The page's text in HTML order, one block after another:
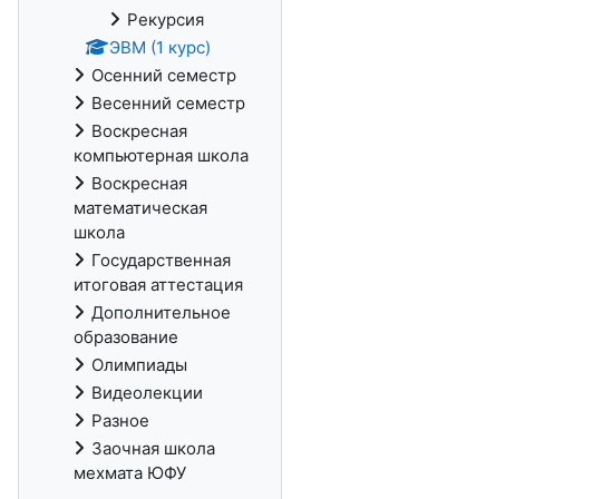
Рекурсия
ЭВМ (1 курс)
Осенний семестр
Весенний семестр
Воскресная
компьютерная школа
Воскресная
математическая
школа
Государственная
итоговая аттестация
Дополнительное
образование
Олимпиады
Видеолекции
Разное
Заочная школа
мехмата ЮФУ